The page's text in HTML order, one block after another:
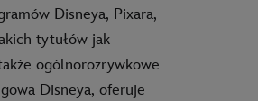
Disneya, Pixara,
tytułów jak
ogólnorozrywkowe
Disneya, oferuje